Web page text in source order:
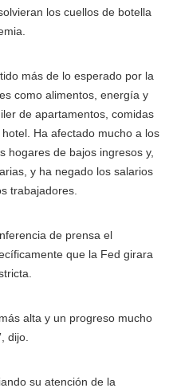
los cuellos de botella
más de lo esperado por la
como alimentos, energía y
de apartamentos, comidas
Ha afectado mucho a los
hogares de bajos ingresos y,
y ha negado los salarios
trabajadores.
de prensa el
que la Fed girara
alta y un progreso mucho
dijo.
su atención de la